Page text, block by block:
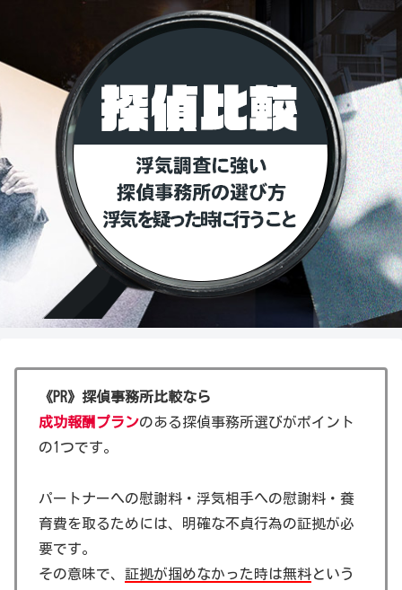
《PR》探偵事務所比較なら
成功報酬プランのある探偵事務所選びがポイント
の1つです。
パートナーへの慰謝料・浮気相手への慰謝料・養
育費を取るためには、明確な不貞行為の証拠が必
要です。
その意味で、 証拠が掴めなかった時は無料という